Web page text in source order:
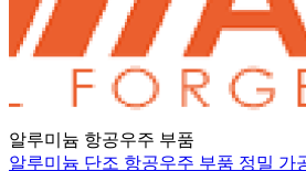
알루미늄 항공우주 부품
알루미늄 단조 항공우주 부품 정밀 가